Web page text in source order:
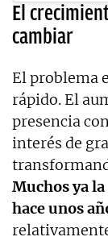
El
cambiar
El problema
rápido. El
presencia
interés de
Muchos ya
hace unos